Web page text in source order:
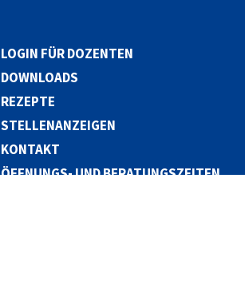
LOGIN FÜR DOZENTEN
DOWNLOADS
REZEPTE
STELLENANZEIGEN
KONTAKT
ÖFFNUNGS- UND BERATUNGSZEITEN